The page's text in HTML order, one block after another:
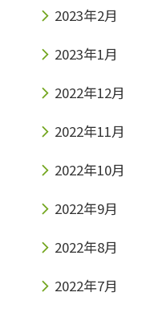
2023年2月
2023年1月
2022年12月
2022年11月
2022年10月
2022年9月
2022年8月
2022年7月